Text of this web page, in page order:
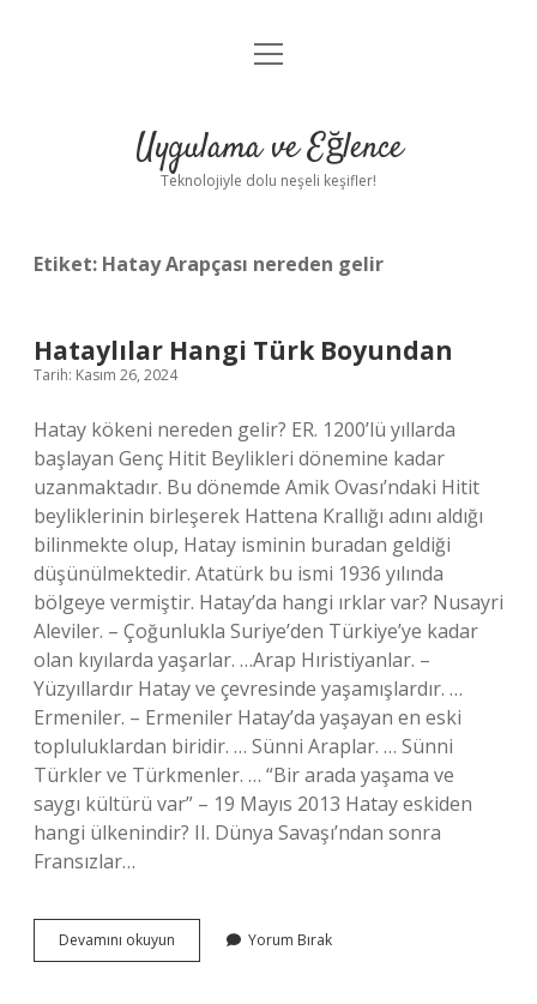
Anasayfa
Yasal Uyarı
menüyü
Uygulama ve Eğlence
Teknolojiyle dolu neşeli keşifler!
Etiket: Hatay Arapçası nereden gelir
Hataylılar Hangi Türk Boyundan
Tarih: Kasım 26, 2024
Hatay kökeni nereden gelir? ER. 1200’lü yıllarda
başlayan Genç Hitit Beylikleri dönemine kadar
uzanmaktadır. Bu dönemde Amik Ovası’ndaki Hitit
beyliklerinin birleşerek Hattena Krallığı adını aldığı
bilinmekte olup, Hatay isminin buradan geldiği
düşünülmektedir. Atatürk bu ismi 1936 yılında
bölgeye vermiştir. Hatay’da hangi ırklar var? Nusayri
Aleviler. – Çoğunlukla Suriye’den Türkiye’ye kadar
olan kıyılarda yaşarlar. …Arap Hıristiyanlar. –
Yüzyıllardır Hatay ve çevresinde yaşamışlardır. …
Ermeniler. – Ermeniler Hatay’da yaşayan en eski
topluluklardan biridir. … Sünni Araplar. … Sünni
Türkler ve Türkmenler. … “Bir arada yaşama ve
saygı kültürü var” – 19 Mayıs 2013 Hatay eskiden
hangi ülkenindir? II. Dünya Savaşı’ndan sonra
Fransızlar…
Devamını okuyun Hataylılar
Hangi
Yorum Bırak